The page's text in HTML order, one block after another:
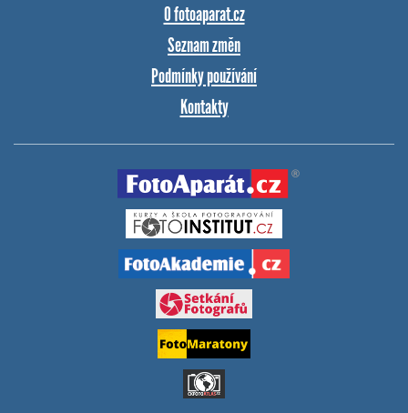
O fotoaparat.cz
Seznam změn
Podmínky používání
Kontakty